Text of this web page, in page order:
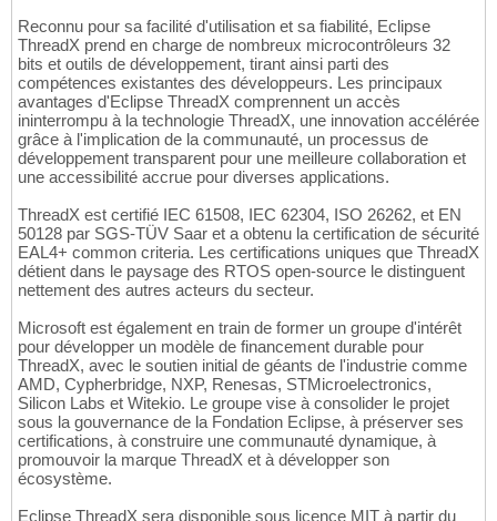
Reconnu pour sa facilité d'utilisation et sa fiabilité, Eclipse
ThreadX prend en charge de nombreux microcontrôleurs 32
bits et outils de développement, tirant ainsi parti des
compétences existantes des développeurs. Les principaux
avantages d'Eclipse ThreadX comprennent un accès
ininterrompu à la technologie ThreadX, une innovation accélérée
grâce à l'implication de la communauté, un processus de
développement transparent pour une meilleure collaboration et
une accessibilité accrue pour diverses applications.
ThreadX est certifié IEC 61508, IEC 62304, ISO 26262, et EN
50128 par SGS-TÜV Saar et a obtenu la certification de sécurité
EAL4+ common criteria. Les certifications uniques que ThreadX
détient dans le paysage des RTOS open-source le distinguent
nettement des autres acteurs du secteur.
Microsoft est également en train de former un groupe d'intérêt
pour développer un modèle de financement durable pour
ThreadX, avec le soutien initial de géants de l'industrie comme
AMD, Cypherbridge, NXP, Renesas, STMicroelectronics,
Silicon Labs et Witekio. Le groupe vise à consolider le projet
sous la gouvernance de la Fondation Eclipse, à préserver ses
certifications, à construire une communauté dynamique, à
promouvoir la marque ThreadX et à développer son
écosystème.
Eclipse ThreadX sera disponible sous licence MIT à partir du